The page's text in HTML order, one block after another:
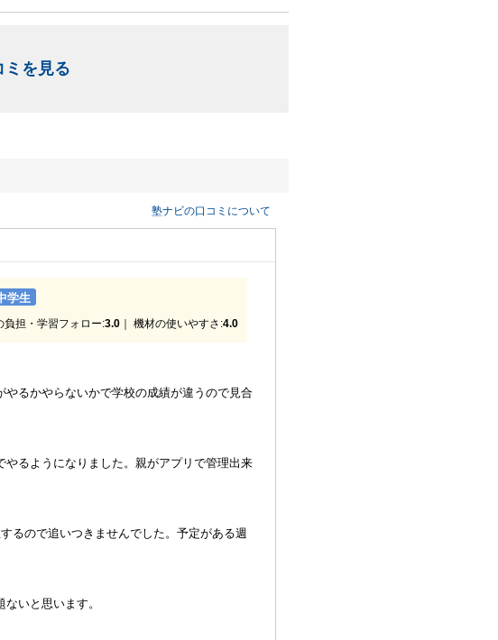
ミを見る
塾ナビの口コミについて
学生
負担・学習フォロー:3.0 ｜ 機材の使いやすさ:4.0
るかやらないかで学校の成績が違うので見合
るようになりました。親がアプリで管理出来
るので追いつきませんでした。予定がある週
いと思います。